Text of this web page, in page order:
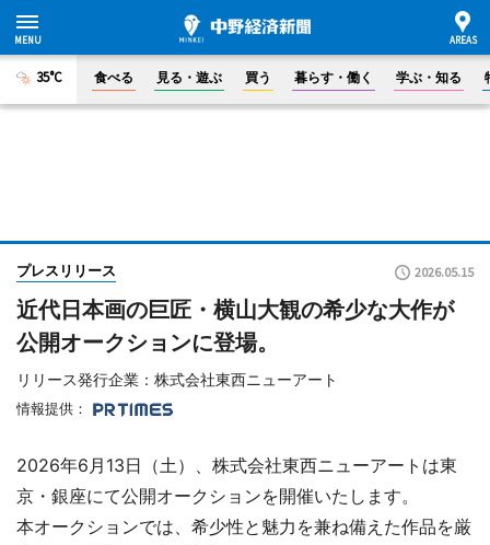
35°C 食べる 見る・遊ぶ 買う 暮らす・働く 学ぶ・知る
プレスリリース 2026.05.15
近代日本画の巨匠・横山大観の希少な大作が
公開オークションに登場。
リリース発行企業：株式会社東西ニューアート
情報提供：
2026年6月13日（土）、株式会社東西ニューアートは東
京・銀座にて公開オークションを開催いたします。
本オークションでは、希少性と魅力を兼ね備えた作品を厳